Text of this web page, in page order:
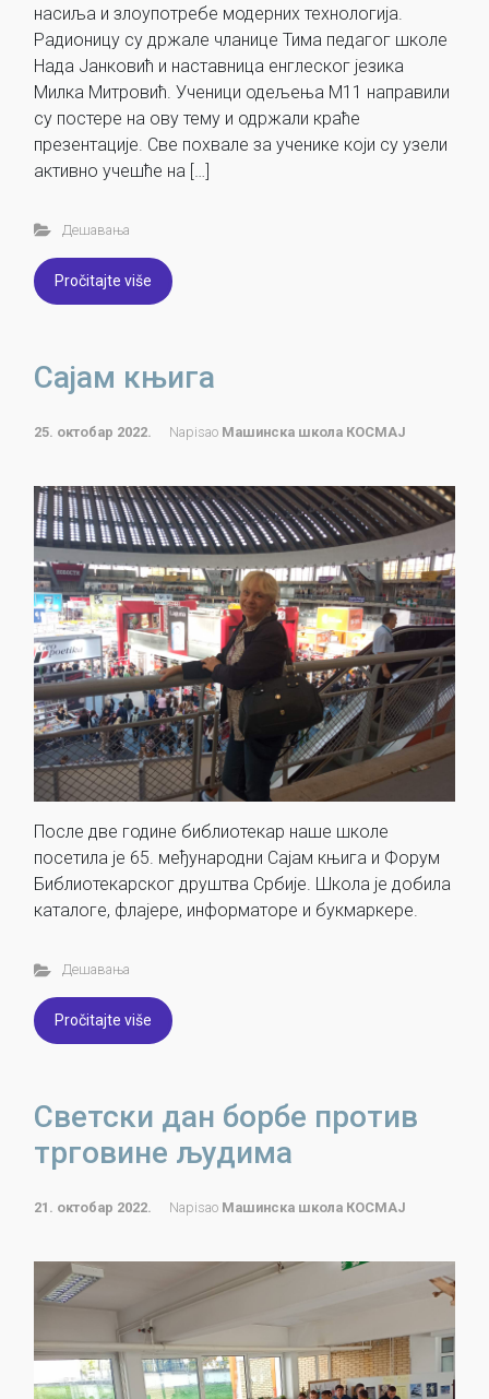
насиља и злоупотребе модерних технологија.
Радионицу су држале чланице Тима педагог школе
Нада Јанковић и наставница енглеског језика
Милка Митровић. Ученици одељења М11 направили
су постере на ову тему и одржали краће
презентације. Све похвале за ученике који су узели
активно учешће на […]
Дешавања
Pročitajte više
Сајам књига
25. октобар 2022. Napisao Машинска школа КОСМАЈ
После две године библиотекар наше школе
посетила је 65. међународни Сајам књига и Форум
Библиотекарског друштва Србије. Школа је добила
каталоге, флајере, информаторе и букмаркере.
Дешавања
Pročitajte više
Светски дан борбе против
трговине људима
21. октобар 2022. Napisao Машинска школа КОСМАЈ